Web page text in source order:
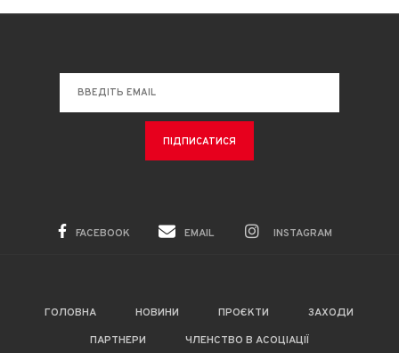
FACEBOOK EMAIL INSTAGRAM
ГОЛОВНА НОВИНИ ПРОЄКТИ
ЗАХОДИ
ПАРТНЕРИ
ЧЛЕНСТВО В АСОЦІАЦІЇ